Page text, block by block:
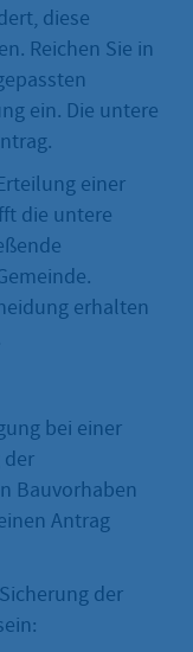
diese
Reichen Sie in
ein. Die untere
einer
die untere
erhalten
bei einer
der
Bauvorhaben
Antrag
der